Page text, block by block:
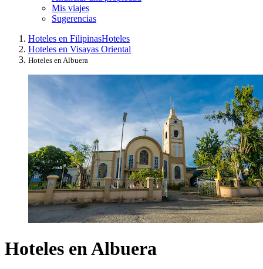
Mis viajes
Sugerencias
Hoteles en FilipinasHoteles
Hoteles en Visayas Oriental
Hoteles en Albuera
Hoteles en Albuera